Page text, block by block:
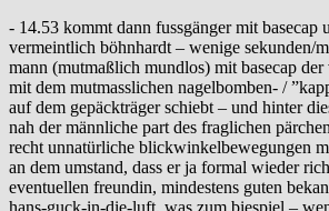
- 14.53 kommt dann fussgänger mit basecap
vermeintlich böhnhardt – wenige sekunden/
mann (mutmaßlich mundlos) mit basecap
mit dem mutmasslichen nagelbomben- /
auf dem gepäckträger schiebt – und hinter
nah der männliche part des fraglichen
recht unnatürliche blickwinkelbewegungen
an dem umstand, dass er ja formal wieder
eventuellen freundin, mindestens guten
hans-guck-in-die-luft, was zum biespiel –